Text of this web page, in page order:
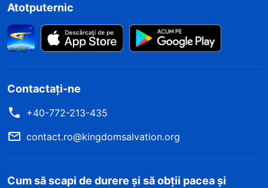
Atotputernic
Contactați-ne
+40-772-213-435
contact.ro@kingdomsalvation.org
Cum să scapi de durere și să obții pacea și